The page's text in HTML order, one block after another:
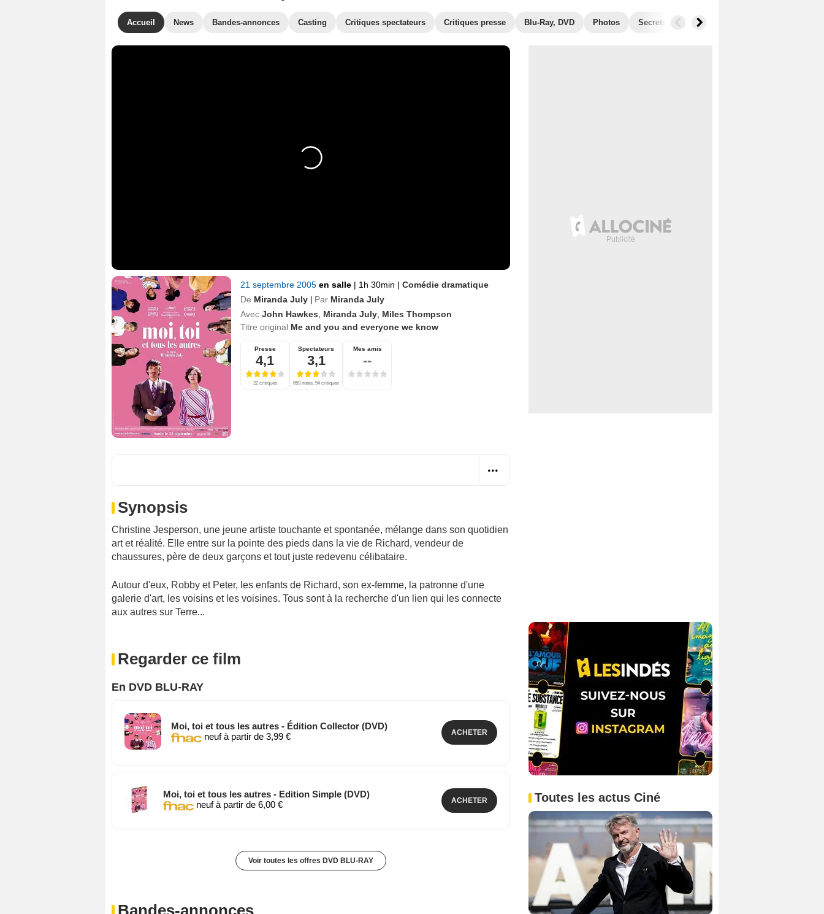
Accueil News Bandes-annonces Casting Critiques spectateurs Critiques presse Blu-Ray, DVD Photos Secrets de tournage
21 septembre 2005 en salle | 1h 30min | Comédie dramatique
De Miranda July | Par Miranda July
Avec John Hawkes Miranda July Miles Thompson
Titre original Me and you and everyone we know
Presse
4,1
22 critiques
Spectateurs
3,1
659 notes, 54 critiques
Mes amis
--
Synopsis
Christine Jesperson, une jeune artiste touchante et spontanée, mélange dans son quotidien
art et réalité. Elle entre sur la pointe des pieds dans la vie de Richard, vendeur de
chaussures, père de deux garçons et tout juste redevenu célibataire.
Autour d'eux, Robby et Peter, les enfants de Richard, son ex-femme, la patronne d'une
galerie d'art, les voisins et les voisines. Tous sont à la recherche d'un lien qui les connecte
aux autres sur Terre...
Regarder ce film
En DVD BLU-RAY
Moi, toi et tous les autres - Édition Collector (DVD)
neuf à partir de 3,99 €
ACHETER
Moi, toi et tous les autres - Edition Simple (DVD)
neuf à partir de 6,00 €
ACHETER
Voir toutes les offres DVD BLU-RAY
Bandes-annonces
Toutes les actus Ciné